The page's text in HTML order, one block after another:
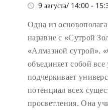
9 августа/ 14:00 -
Одна из
наравне с «Сутрой
«Алмазной сутрой».
объединяет собой
подчеркивает
потенциал всех
просветления. Она